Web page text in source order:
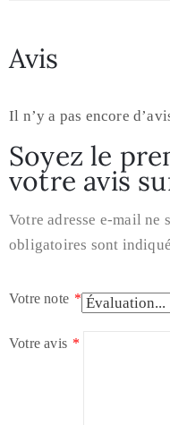
Avis
Il n’y a pas encore
Soyez le
votre avis
Votre adresse e-mail ne
obligatoires sont
Votre note *
Votre avis *